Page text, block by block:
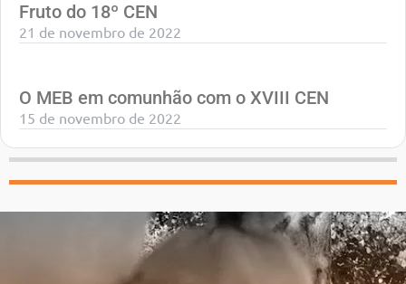
Fruto do 18º CEN
21 de novembro de 2022
O MEB em comunhão com o XVIII CEN
15 de novembro de 2022